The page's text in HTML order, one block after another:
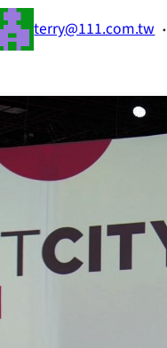
terry@111.com.tw ·